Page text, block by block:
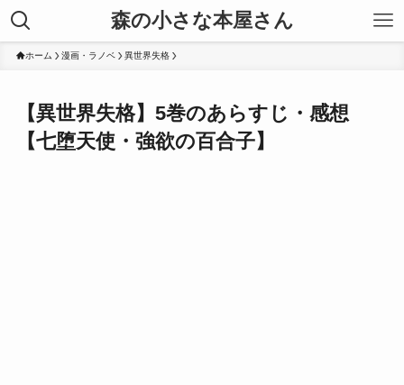
森の小さな本屋さん
ホーム 漫画・ラノベ 異世界失格
【異世界失格】5巻のあらすじ・感想
【七堕天使・強欲の百合子】